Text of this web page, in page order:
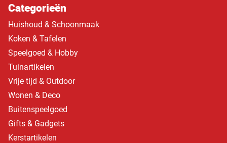
Categorieën
Huishoud & Schoonmaak
Koken & Tafelen
Speelgoed & Hobby
Tuinartikelen
Vrije tijd & Outdoor
Wonen & Deco
Buitenspeelgoed
Gifts & Gadgets
Kerstartikelen